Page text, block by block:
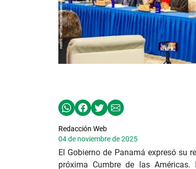
Redacción Web
04 de noviembre de 2025
El Gobierno de Panamá expresó su
próxima Cumbre de las